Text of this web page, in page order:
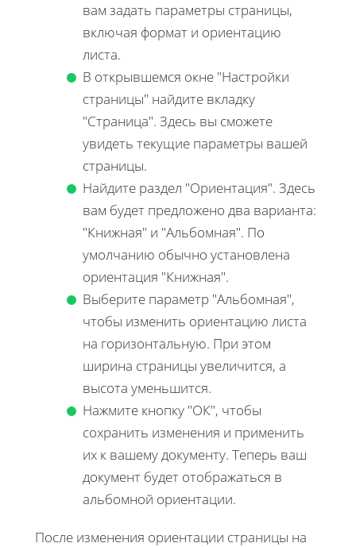
вам задать параметры страницы,
включая формат и ориентацию
листа.
В открывшемся окне "Настройки
страницы" найдите вкладку
"Страница". Здесь вы сможете
увидеть текущие параметры вашей
страницы.
Найдите раздел "Ориентация". Здесь
вам будет предложено два варианта:
"Книжная" и "Альбомная". По
умолчанию обычно установлена
ориентация "Книжная".
Выберите параметр "Альбомная",
чтобы изменить ориентацию листа
на горизонтальную. При этом
ширина страницы увеличится, а
высота уменьшится.
Нажмите кнопку "ОК", чтобы
сохранить изменения и применить
их к вашему документу. Теперь ваш
документ будет отображаться в
альбомной ориентации.
После изменения ориентации страницы на